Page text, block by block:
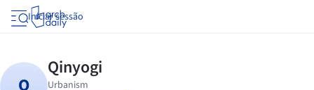
Iniciar sessão